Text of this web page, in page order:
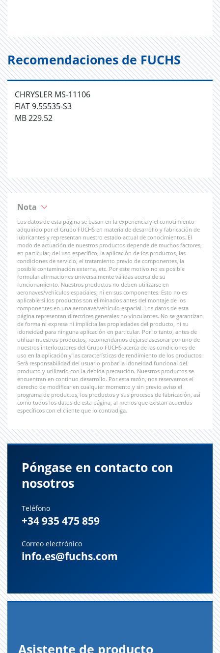
Recomendaciones de FUCHS
CHRYSLER MS-11106
FIAT 9.55535-S3
MB 229.52
Nota
Los datos de esta página se basan en la experiencia y el conocimiento
adquirido por el Grupo FUCHS en materia de desarrollo y fabricación de
lubricantes y representan nuestro estado actual de conocimientos. El
modo de actuación de nuestros productos depende de muchos factores,
en particular, del uso específico, la aplicación de los productos, las
condiciones de servicio, el tratamiento previo de componentes, la
posible contaminación externa, etc. Por este motivo no es posible
formular afirmaciones universalmente válidas acerca de su
funcionamiento. Nuestros productos no deben utilizarse en
aeronaves/vehículos espaciales, ni en sus componentes. Esto no es
aplicable si los productos son eliminados antes del montaje de los
componentes en una aeronave/vehículo espacial. Los datos de esta
página representan directrices generales no vinculantes. No se garantizan
de forma ni expresa ni implícita las propiedades del producto, ni su
idoneidad para ninguna aplicación en particular. Por lo tanto, antes de
utilizar nuestros productos, recomendamos dejarse asesorar por uno de
nuestros interlocutores del Grupo FUCHS acerca de las condiciones de
uso en la aplicación y las características de rendimiento de los productos.
Será responsabilidad del usuario probar la idoneidad funcional del
producto y utilizarlo con la debida precaución. Nuestros productos se
encuentran en continuo desarrollo. Por esta razón, nos reservamos el
derecho de modificar en cualquier momento y sin previo aviso el
programa de productos, los productos y sus procesos de fabricación, así
como todos los datos de esta página, al menos que existan acuerdos
específicos con el cliente que lo contradiga.
Póngase en contacto con
nosotros
Teléfono
+34 935 475 859
Correo electrónico
info.es@fuchs.com
Asis­ten­te de pro­duc­to